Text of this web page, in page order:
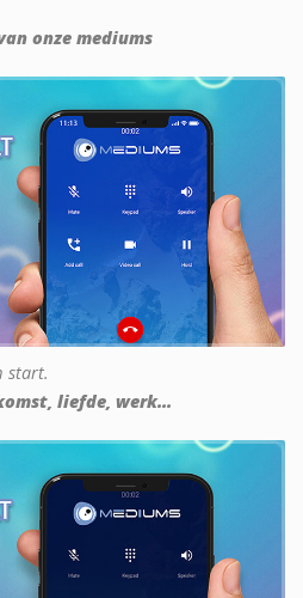
onze mediums
start.
liefde, werk...